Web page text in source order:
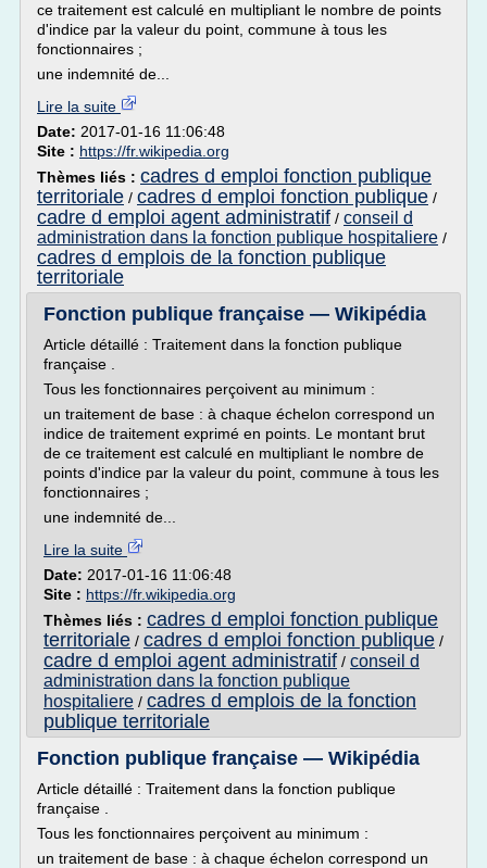
ce traitement est calculé en multipliant le nombre de points
d'indice par la valeur du point, commune à tous les
fonctionnaires ;
une indemnité de...
Lire la suite
Date: 2017-01-16 11:06:48
Site : https://fr.wikipedia.org
Thèmes liés : cadres d emploi fonction publique
territoriale / cadres d emploi fonction publique /
cadre d emploi agent administratif / conseil d
administration dans la fonction publique hospitaliere /
cadres d emplois de la fonction publique
territoriale
Fonction publique française — Wikipédia
Article détaillé : Traitement dans la fonction publique
française .
Tous les fonctionnaires perçoivent au minimum :
un traitement de base : à chaque échelon correspond un
indice de traitement exprimé en points. Le montant brut
de ce traitement est calculé en multipliant le nombre de
points d'indice par la valeur du point, commune à tous les
fonctionnaires ;
une indemnité de...
Lire la suite
Date: 2017-01-16 11:06:48
Site : https://fr.wikipedia.org
Thèmes liés : cadres d emploi fonction publique
territoriale / cadres d emploi fonction publique /
cadre d emploi agent administratif / conseil d
administration dans la fonction publique
hospitaliere / cadres d emplois de la fonction
publique territoriale
Fonction publique française — Wikipédia
Article détaillé : Traitement dans la fonction publique
française .
Tous les fonctionnaires perçoivent au minimum :
un traitement de base : à chaque échelon correspond un